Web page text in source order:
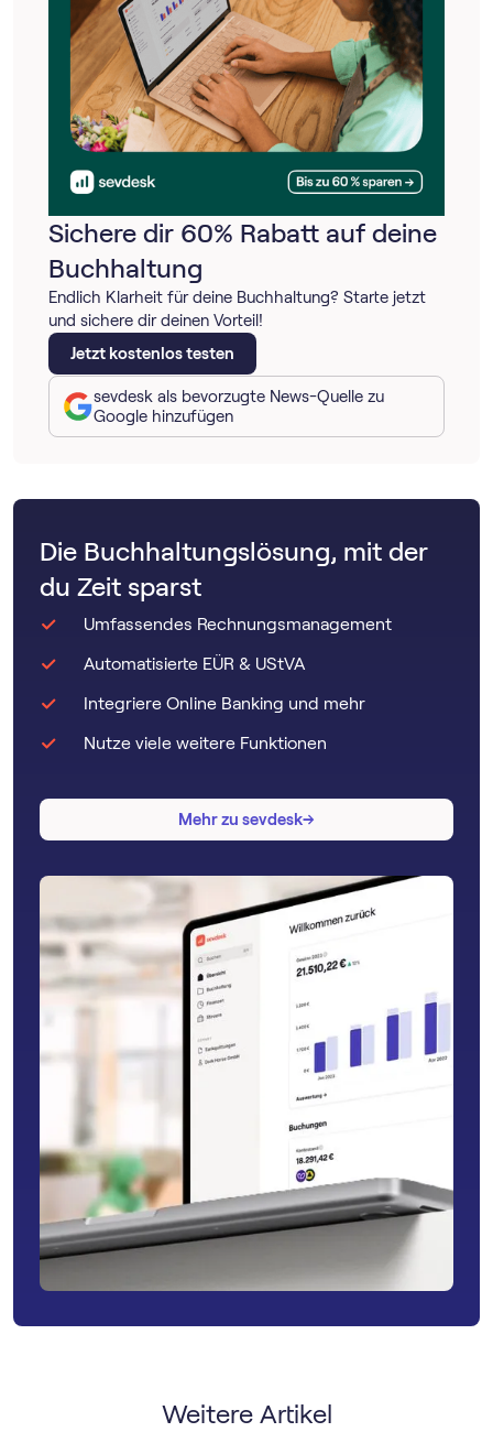
Sichere dir 60% Rabatt auf deine
Buchhaltung
Endlich Klarheit für deine Buchhaltung? Starte jetzt
und sichere dir deinen Vorteil!
Jetzt kostenlos testen
sevdesk als bevorzugte News-Quelle zu
Google hinzufügen
Die Buchhaltungslösung, mit der
du Zeit sparst
Umfassendes Rechnungsmanagement
Automatisierte EÜR & UStVA
Integriere Online Banking und mehr
Nutze viele weitere Funktionen
Mehr zu sevdesk→
→
Weitere Artikel